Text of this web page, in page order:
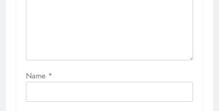
Name *